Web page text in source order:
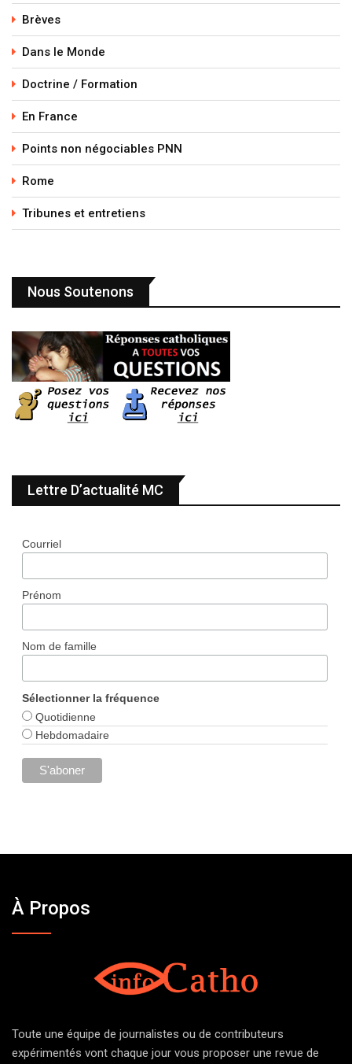
Brèves
Dans le Monde
Doctrine / Formation
En France
Points non négociables PNN
Rome
Tribunes et entretiens
Nous Soutenons
Lettre D’actualité MC
Courriel
Prénom
Nom de famille
Sélectionner la fréquence
Quotidienne
Hebdomadaire
À Propos
Toute une équipe de journalistes ou de contributeurs
expérimentés vont chaque jour vous proposer une revue de